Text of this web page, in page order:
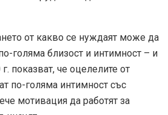
от какво се нуждаят може да
голяма близост и интимност – и
показват, че оцелелите от
по-голяма интимност със
мотивация да работят за